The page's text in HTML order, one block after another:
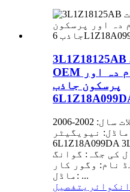
3L1Z18125AB سستے ترین قیمت
OEM ڈیزائن کسٹم آرام دہ اور
پرسکون جاذب
جائزہ فوری تفصیلات سال: 2002-2006
ماڈل: نیویگیٹر OE نمبر:
6L1Z18A099DA 3L1Z18125AB کار فٹنس:
وارنٹی: 1 سال کی جگہ: گوانگ
نام: وگور کار
ماڈل: ...
انکوائری تفصیل